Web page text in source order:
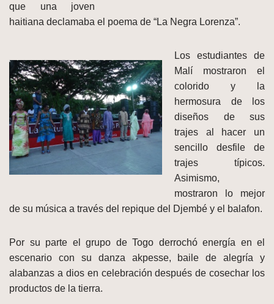
que una joven
haitiana declamaba el poema de “La Negra Lorenza”.
Los estudiantes de
Malí mostraron el
colorido y la
hermosura de los
diseños de sus
trajes al hacer un
sencillo desfile de
trajes típicos.
Asimismo,
mostraron lo mejor
de su música a través del repique del Djembé y el balafon.
Por su parte el grupo de Togo derrochó energía en el
escenario con su danza akpesse, baile de alegría y
alabanzas a dios en celebración después de cosechar los
productos de la tierra.